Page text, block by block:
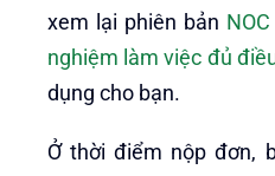
xem lại phiên bản
nghiệm làm việc đủ
dụng cho bạn.
Ở thời điểm nộp đơn,